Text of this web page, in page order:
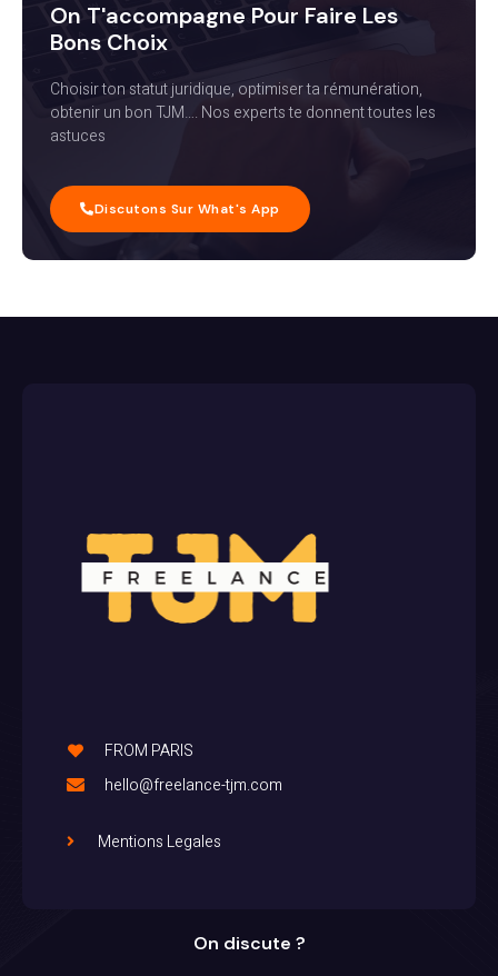
On T'accompagne Pour Faire Les
Bons Choix
Choisir ton statut juridique, optimiser ta rémunération,
obtenir un bon TJM…. Nos experts te donnent toutes les
astuces
Discutons Sur What's App
FROM PARIS
hello@freelance-tjm.com
Mentions Legales
On discute ?